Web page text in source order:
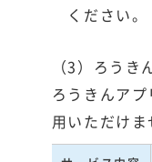
ください。
（3）ろうき
ろうきんア
用いただけま